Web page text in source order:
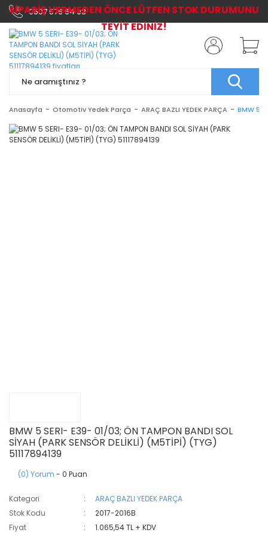
0507 576 64 03
Anasayfa Otomotiv Yedek Parça ARAÇ BAZLI YEDEK PARÇA BMW 5
BMW 5 SERI- E39- 01/03; ÖN TAMPON BANDI SOL
SİYAH (PARK SENSÖR DELİKLİ) (M5TİPİ) (TYG)
51117894139
(0) Yorum - 0 Puan
Kategori
ARAÇ BAZLI YEDEK PARÇA
Stok Kodu
2017-2016B
Fiyat
1.065,54 TL + KDV
SİPARİŞ VERMEDEN ÖNCE LÜTFEN STOK DURUMUNU
TEYİT EDİNİZ!